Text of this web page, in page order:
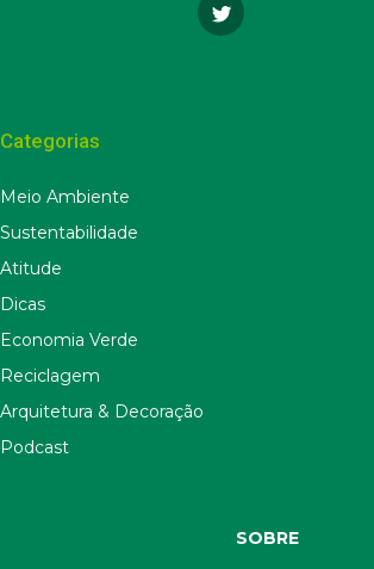
Categorias
Meio Ambiente
Sustentabilidade
Atitude
Dicas
Economia Verde
Reciclagem
Arquitetura & Decoração
Podcast
SOBRE